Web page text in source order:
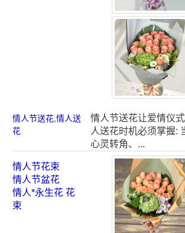
情人节送花,情人送
花
情人节送花让爱情仪
人送花时机必须掌握:
心灵转角、...
情人节花束
情人节盆花
情人*永生花 花
束